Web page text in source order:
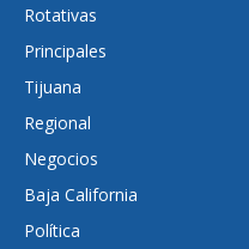
Rotativas
Principales
Tijuana
Regional
Negocios
Baja California
Política